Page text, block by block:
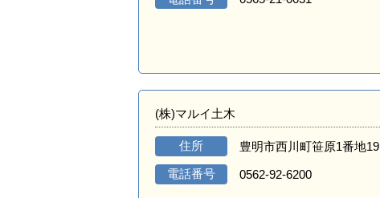
(株)マルイ土木
住所 豊明市西川町笹原1番地19
電話番号 0562-92-6200